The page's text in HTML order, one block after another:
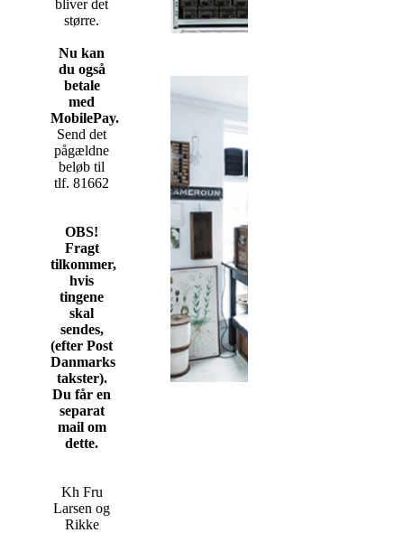
bliver det
større.
Nu kan
du også
betale
med
MobilePay.
Send det
pågældne
beløb til
tlf. 81662
OBS!
Fragt
tilkommer,
hvis
tingene
skal
sendes,
(efter Post
Danmarks
takster).
Du får en
separat
mail om
dette.
Kh Fru
Larsen og
Rikke